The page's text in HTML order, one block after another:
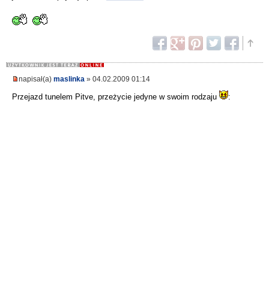
napisał(a) maslinka » 04.02.2009 01:14
Przejazd tunelem Pitve, przeżycie jedyne w swoim rodzaju :